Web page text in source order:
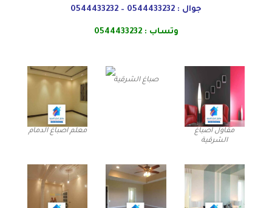
جوال : 0544433232
–
0544433232
وتساب :0544433232
مقاول اصباغ
الشرقية
صباغ الشرقية
معلم اصباغ الدمام